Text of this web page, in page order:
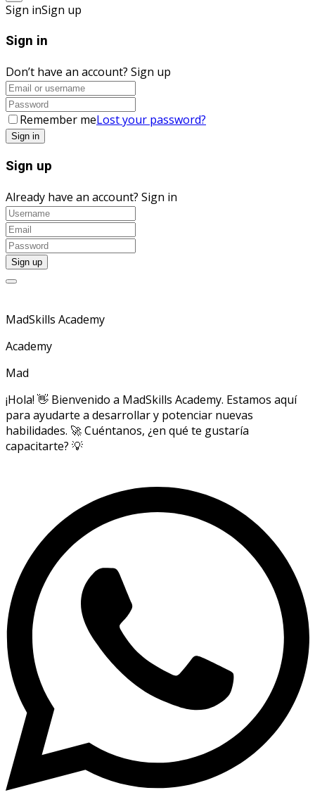
Sign inSign up
Sign in
Don’t have an account? Sign up
Remember meLost your password?
Sign up
Already have an account? Sign in
MadSkills Academy
Academy
Mad
¡Hola! 👋 Bienvenido a MadSkills Academy. Estamos aquí
para ayudarte a desarrollar y potenciar nuevas
habilidades. 🚀 Cuéntanos, ¿en qué te gustaría
capacitarte? 💡